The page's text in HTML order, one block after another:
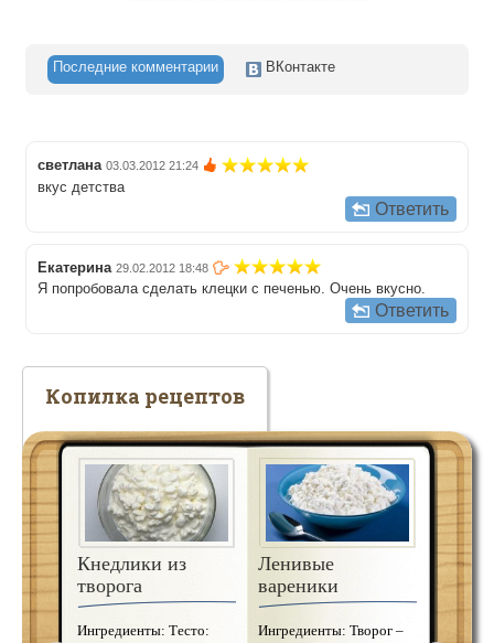
Последние комментарии ВКонтакте
светлана 03.03.2012 21:24
вкус детства
Ответить
Екатерина 29.02.2012 18:48
Я попробовала сделать клецки с печенью. Очень вкусно.
Ответить
Копилка рецептов
Кнедлики из
творога
Ингредиенты: Тесто:
Хинкали с
белыми грибами
Ингредиенты: Мука – 1
Ленивые
вареники
Ингредиенты: Творог –